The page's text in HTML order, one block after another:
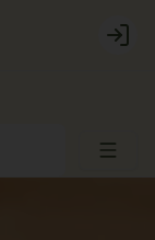
Login